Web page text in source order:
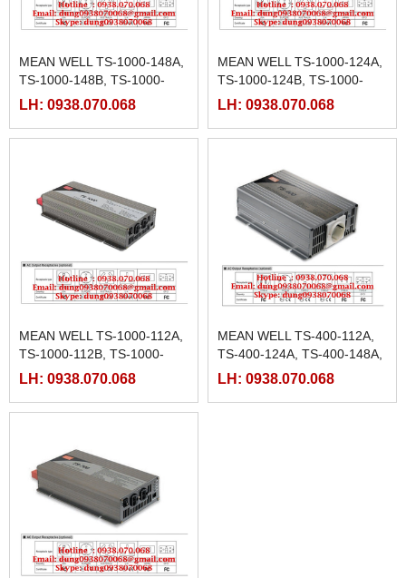
MEAN WELL TS-1000-148A,
TS-1000-148B, TS-1000-
148C, TS-1000-148D, TS-
LH: 0938.070.068
MEAN WELL TS-1000-124A,
TS-1000-124B, TS-1000-
124C, TS-1000-124D, TS-
LH: 0938.070.068
MEAN WELL TS-1000-112A,
TS-1000-112B, TS-1000-
112C, TS-1000-112D, TS-
LH: 0938.070.068
MEAN WELL TS-400-112A,
TS-400-124A, TS-400-148A,
TS-400-212B, TS-400-224B,
LH: 0938.070.068